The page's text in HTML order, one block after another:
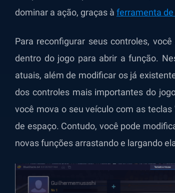
dominar a ação, graças à ferramenta
Para reconfigurar seus controles,
dentro do jogo para abrir a função.
atuais, além de modificar os já
dos controles mais importantes do
você mova o seu veículo com as
de espaço. Contudo, você pode
novas funções arrastando e largando